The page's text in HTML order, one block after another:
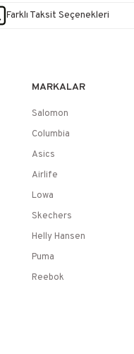
Farklı Taksit Seçenekleri
MARKALAR
Salomon
Columbia
Asics
Airlife
Lowa
Skechers
Helly Hansen
Puma
Reebok